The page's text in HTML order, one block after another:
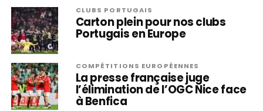
CLUBS PORTUGAIS
Carton plein pour nos clubs
Portugais en Europe
COMPÉTITIONS EUROPÉENNES
La presse française juge
l’élimination de l’OGC Nice face
à Benfica